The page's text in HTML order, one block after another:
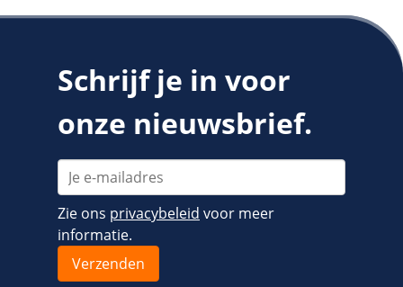
Schrijf je in voor
onze nieuwsbrief.
Zie ons privacybeleid voor meer
informatie.